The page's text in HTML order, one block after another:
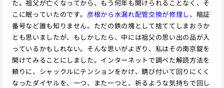
た。祖父が亡くなってから、もう何年も開けられることなく、そ
こに眠っていたのです。彦根から水漏れ配管交換が修理し、暗証
番号など誰も知りません。ただの鉄の塊として捨ててしまおうか
とも思いましたが、もしかしたら、中には祖父の思い出の品が入
っているかもしれない。そんな思いがよぎり、私はその南京錠を
開けてみることにしました。インターネットで調べた解読方法を
頼りに、シャックルにテンションをかけ、錆び付いて回りにくく
なったダイヤルを、一つ、また一つと、祈るような気持ちで回し